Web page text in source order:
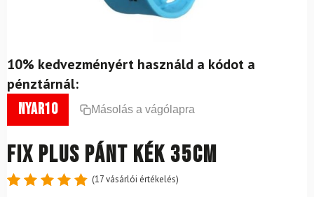
10% kedvezményért használd a kódot a
pénztárnál:
nyar10 Másolás a vágólapra
FIX PLUS pánt kék 35cm
(17vásárlói értékelés)